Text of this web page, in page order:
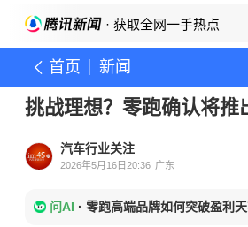
· 获取全网一手热点
首页 新闻
挑战理想？零跑确认将推
汽车行业关注
2026年5月16日20:36 广东
问AI · 零跑高端品牌如何突破盈利天